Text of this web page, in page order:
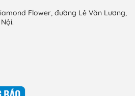
Flower, đường Lê Văn Lương,